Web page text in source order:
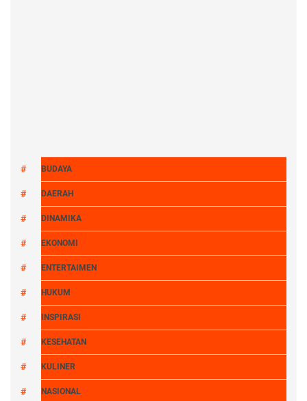
BUDAYA
DAERAH
DINAMIKA
EKONOMI
ENTERTAIMEN
HUKUM
INSPIRASI
KESEHATAN
KULINER
NASIONAL